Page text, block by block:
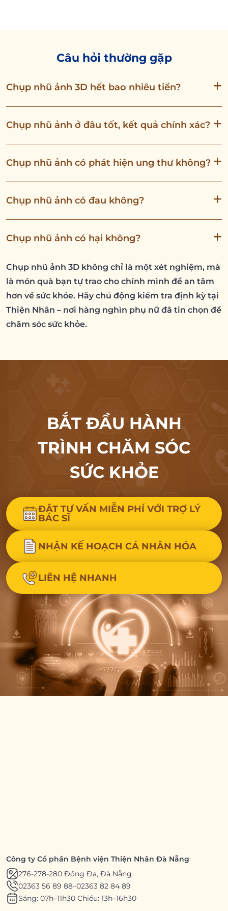
Câu hỏi thường gặp
Chụp nhũ ảnh 3D hết bao nhiêu tiền?
Chụp nhũ ảnh ở đâu tốt, kết quả chính xác?
Chụp nhũ ảnh có phát hiện ung thư không?
Chụp nhũ ảnh có đau không?
Chụp nhũ ảnh có hại không?
Chụp nhũ ảnh 3D không chỉ là một xét nghiệm, mà
là món quà bạn tự trao cho chính mình để an tâm
hơn về sức khỏe. Hãy chủ động kiểm tra định kỳ tại
Thiện Nhân – nơi hàng nghìn phụ nữ đã tin chọn để
chăm sóc sức khỏe.
BẮT ĐẦU HÀNH
TRÌNH CHĂM SÓC
SỨC KHỎE
ĐẶT TƯ VẤN MIỄN PHÍ VỚI TRỢ LÝ
BÁC SĨ
NHẬN KẾ HOẠCH CÁ NHÂN HÓA
LIÊN HỆ NHANH
Công ty Cổ phần Bệnh viện Thiện Nhân Đà Nẵng
276-278-280 Đống Đa, Đà Nẵng
02363 56 89 88–02363 82 84 89
Sáng: 07h–11h30 Chiều: 13h–16h30